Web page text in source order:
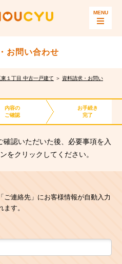
お問い合わせ
１丁目 中古一戸建て ＞ 資料請求・お問い
内容の
ご確認
お手続き
完了
確認いただいた後、必要事項を入
をクリックしてください。
ご連絡先」にお客様情報が自動入力
ます。